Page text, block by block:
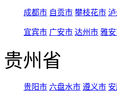
成都市 自贡市 攀枝花市
宜宾市 广安市 达州市 雅
贵州省
贵阳市 六盘水市 遵义市